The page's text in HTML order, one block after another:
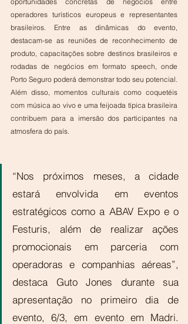
operadores turísticos europeus e representantes
brasileiros. Entre as dinâmicas do evento,
destacam-se as reuniões de reconhecimento de
produto, capacitações sobre destinos brasileiros e
rodadas de negócios em formato speech, onde
Porto Seguro poderá demonstrar todo seu potencial.
Além disso, momentos culturais como coquetéis
com música ao vivo e uma feijoada típica brasileira
contribuem para a imersão dos participantes na
atmosfera do país.
“Nos próximos meses, a cidade
estará envolvida em eventos
estratégicos como a ABAV Expo e o
Festuris, além de realizar ações
promocionais em parceria com
operadoras e companhias aéreas”,
destaca Guto Jones durante sua
apresentação no primeiro dia de
evento, 6/3, em evento em Madri.